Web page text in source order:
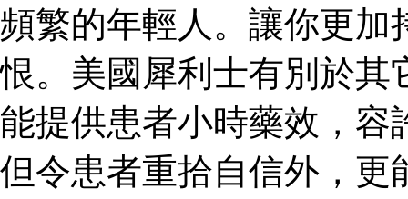
頻繁的年輕人。讓你更加
恨。美國犀利士有別於其
能提供患者小時藥效，容
但令患者重拾自信外，更